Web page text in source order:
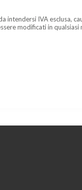
intendersi IVA esclusa,
modificati in qualsiasi